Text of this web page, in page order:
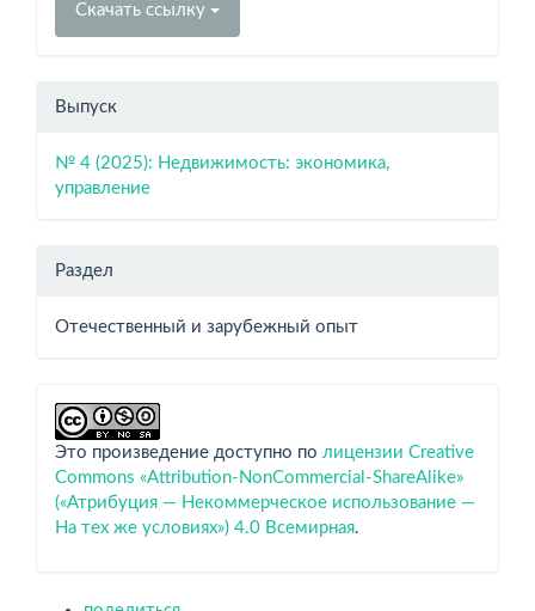
Скачать ссылку
Выпуск
№ 4 (2025): Недвижимость: экономика,
управление
Раздел
Отечественный и зарубежный опыт
Это произведение доступно по лицензии Creative
Commons «Attribution-NonCommercial-ShareAlike»
(«Атрибуция — Некоммерческое использование —
На тех же условиях») 4.0 Всемирная.